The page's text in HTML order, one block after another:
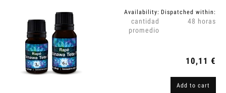
Availability:
cantidad
promedio
Dispatched within:
48 horas
10,11 €
Add to cart